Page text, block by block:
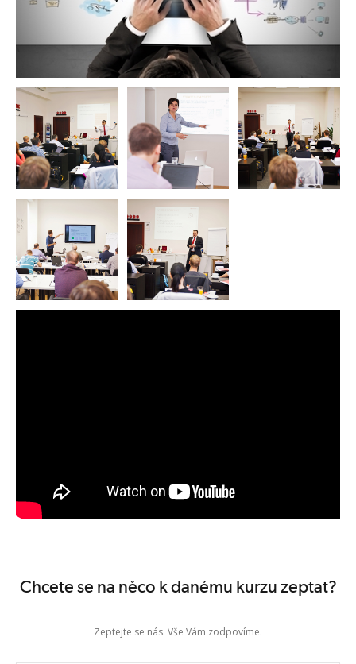
co jsme viděli a mohli otestovat
Mix navzájem neprovázaných a jen izolovaně spravovaných produktů, k
tomu odpovídající chaotická odezva je častým příkladem situací v
organizacích, kde došlo k nepochopení systému řízení informační
Harmonogram - Osnova kurzu
09:00 - 17:00
Úvod do ZoKB
Fyzická bezpečnost
Aplikační bezpečnost
Nástroje pro ochranu
Systémy detekce
Sběr a vyhodnocení událostí
Kryprografické prostředky
Průmyslové a řídící systémy
Závěr
Zkouška
Min. úspěšnost: 60%
Platnost certifikátu: 3 roky
Chcete se na něco k danému kurzu zeptat?
Zeptejte se nás. Vše Vám zodpovíme.